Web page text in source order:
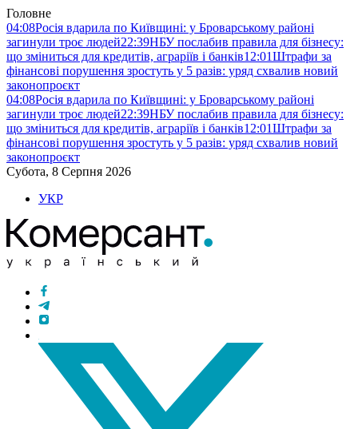
Головне
04:08Росія вдарила по Київщині: у Броварському районі
загинули троє людей22:39НБУ послабив правила для бізнесу:
що зміниться для кредитів, аграріїв і банків12:01Штрафи за
фінансові порушення зростуть у 5 разів: уряд схвалив новий
законопроєкт
04:08Росія вдарила по Київщині: у Броварському районі
загинули троє людей22:39НБУ послабив правила для бізнесу:
що зміниться для кредитів, аграріїв і банків12:01Штрафи за
фінансові порушення зростуть у 5 разів: уряд схвалив новий
законопроєкт
Субота, 8 Серпня 2026
УКР